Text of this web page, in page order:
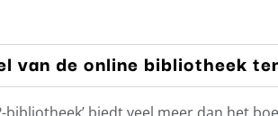
van de online bibliotheek